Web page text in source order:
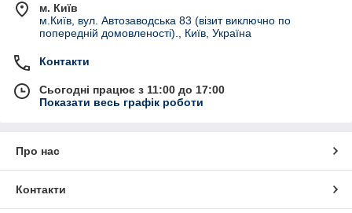
м. Київ
м.Київ, вул. Автозаводська 83 (візит виключно по
попередній домовленості)., Київ, Україна
Контакти
Сьогодні працює з 11:00 до 17:00
Показати весь графік роботи
Про нас
Контакти